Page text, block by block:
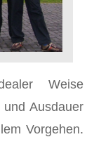
Weise
Ausdauer
Vorgehen.